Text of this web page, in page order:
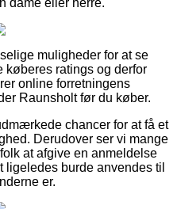
muligheder for at se
køberes ratings og derfor
online forretningens
Raunsholt før du køber.
chancer for at få et
Derudover ser vi mange
at afgive en anmeldelse
burde anvendes til
er.